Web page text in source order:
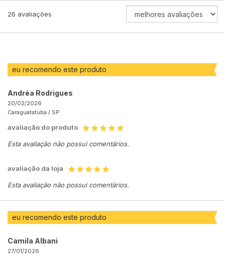
26 avaliações
ORDENAR
eu recomendo este produto
Andréa Rodrigues
20/02/2026
Caraguatatuba / SP
avaliação do produto
Esta avaliação não possui comentários.
avaliação da loja
Esta avaliação não possui comentários.
eu recomendo este produto
Camila Albani
27/01/2026